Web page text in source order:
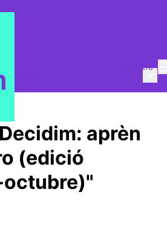
Entra
aprèn
(edició